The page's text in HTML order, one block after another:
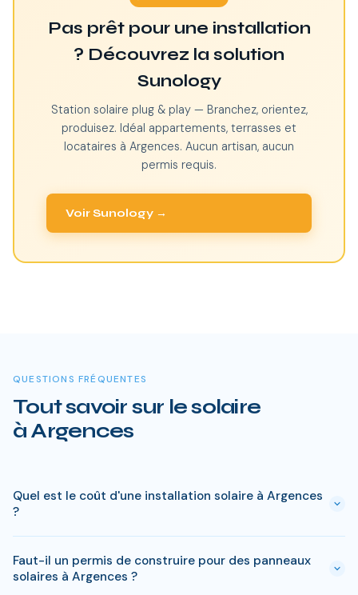
Pas prêt pour une installation
? Découvrez la solution
Sunology
Station solaire plug & play — Branchez, orientez,
produisez. Idéal appartements, terrasses et
locataires à Argences. Aucun artisan, aucun
permis requis.
Voir Sunology →
QUESTIONS FRÉQUENTES
Tout savoir sur le solaire
à Argences
Quel est le coût d'une installation solaire à Argences
?
à 9 kWc). Après les aides disponibles en Calvados
(MaPrimeRénov', prime autoconsommation, TVA réduite), le
Faut-il un permis de construire pour des panneaux
solaires à Argences ?